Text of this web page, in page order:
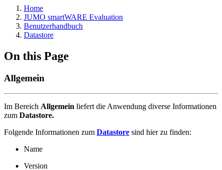
Home
JUMO smartWARE Evaluation
Benutzerhandbuch
Datastore
On this Page
Allgemein
Im Bereich Allgemein liefert die Anwendung diverse Informationen
zum Datastore.
Folgende Informationen zum Datastore sind hier zu finden:
Name
Version